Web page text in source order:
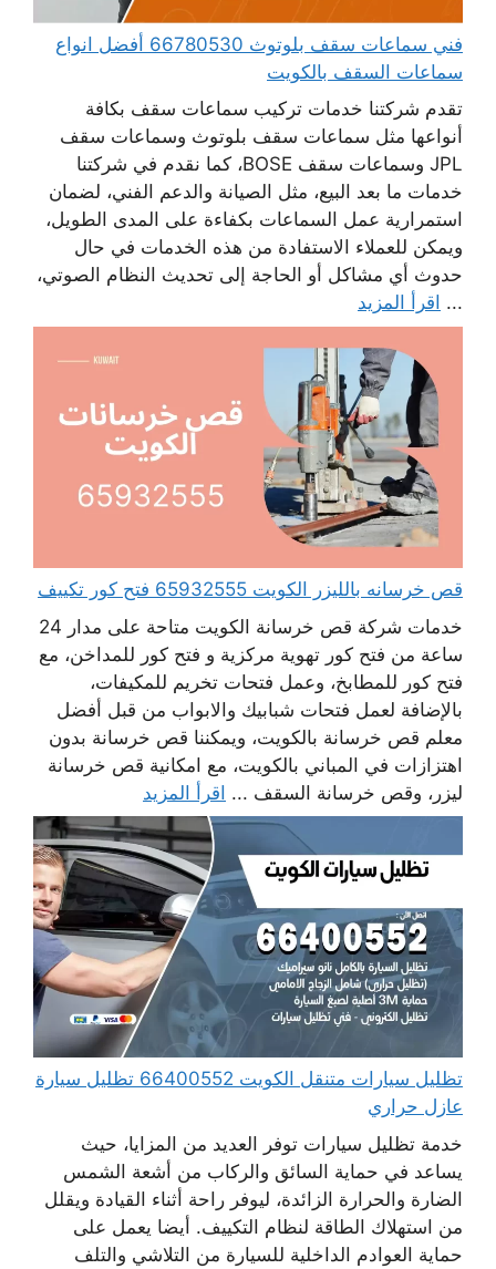
فني سماعات سقف بلوتوث 66780530 أفضل انواع
سماعات السقف بالكويت
تقدم شركتنا خدمات تركيب سماعات سقف بكافة
أنواعها مثل سماعات سقف بلوتوث وسماعات سقف
JPL وسماعات سقف BOSE، كما نقدم في شركتنا
خدمات ما بعد البيع، مثل الصيانة والدعم الفني، لضمان
استمرارية عمل السماعات بكفاءة على المدى الطويل،
ويمكن للعملاء الاستفادة من هذه الخدمات في حال
حدوث أي مشاكل أو الحاجة إلى تحديث النظام الصوتي،
... اقرأ المزيد
قص خرسانه بالليزر الكويت 65932555 فتح كور تكييف
خدمات شركة قص خرسانة الكويت متاحة على مدار 24
ساعة من فتح كور تهوية مركزية و فتح كور للمداخن، مع
فتح كور للمطابخ، وعمل فتحات تخريم للمكيفات،
بالإضافة لعمل فتحات شبابيك والابواب من قبل أفضل
معلم قص خرسانة بالكويت، ويمكننا قص خرسانة بدون
اهتزازات في المباني بالكويت، مع امكانية قص خرسانة
ليزر، وقص خرسانة السقف ... اقرأ المزيد
تظليل سيارات متنقل الكويت 66400552 تظليل سيارة
عازل حراري
خدمة تظليل سيارات توفر العديد من المزايا، حيث
يساعد في حماية السائق والركاب من أشعة الشمس
الضارة والحرارة الزائدة، ليوفر راحة أثناء القيادة ويقلل
من استهلاك الطاقة لنظام التكييف. أيضا يعمل على
حماية العوادم الداخلية للسيارة من التلاشي والتلف